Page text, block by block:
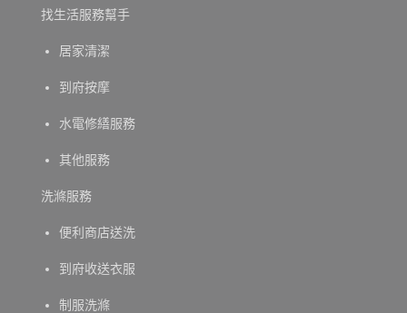
找生活服務幫手
居家清潔
到府按摩
水電修繕服務
其他服務
洗滌服務
便利商店送洗
到府收送衣服
制服洗滌